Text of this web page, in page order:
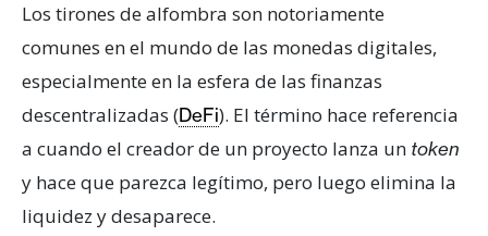
c
u
r
s
s
Los tirones de alfombra son notoriamente
comunes en el mundo de las monedas digitales,
especialmente en la esfera de las finanzas
descentralizadas (DeFi). El término hace referencia
a cuando el creador de un proyecto lanza un token
y hace que parezca legítimo, pero luego elimina la
liquidez y desaparece.